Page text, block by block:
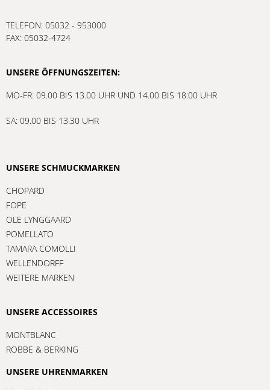
TELEFON: 05032 - 953000
FAX: 05032-4724
UNSERE ÖFFNUNGSZEITEN:
MO-FR: 09.00 BIS 13.00 UHR UND 14.00 BIS 18:00 UHR
SA: 09.00 BIS 13.30 UHR
UNSERE SCHMUCKMARKEN
CHOPARD
FOPE
OLE LYNGGAARD
POMELLATO
TAMARA COMOLLI
WELLENDORFF
WEITERE MARKEN
UNSERE ACCESSOIRES
MONTBLANC
ROBBE & BERKING
UNSERE UHRENMARKEN